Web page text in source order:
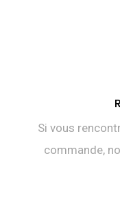
Si vous
commande,